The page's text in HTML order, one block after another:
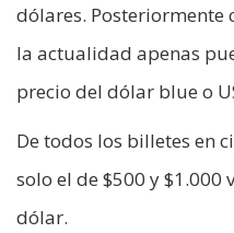
dólares. Posteriormente
la actualidad apenas
precio del dólar blue o
De todos los billetes en
solo el de $500 y $1.000
dólar.